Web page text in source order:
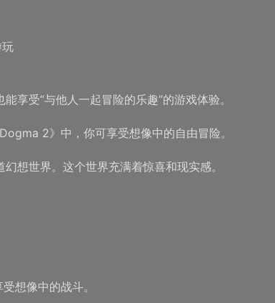
享受“与他人一起冒险的乐趣”的游戏体验。
2》中，你可享受想像中的自由冒险。
想世界。这个世界充满着惊喜和现实感。
想像中的战斗。